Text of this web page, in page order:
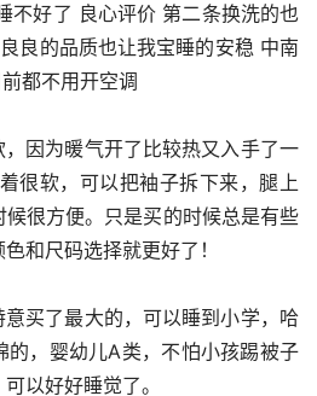
不好了 良心评价 第二条换洗的也
良的品质也让我宝睡的安稳 中南
都不用开空调
很软，可以把袖子拆下来，腿上
很方便。只是买的时候总是有些
和尺码选择就更好了！
的，婴幼儿A类，不怕小孩踢被子
以好好睡觉了。